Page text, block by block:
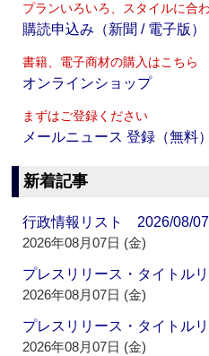
プランいろいろ、スタイルに合
購読申込み（新聞 / 電子版）
書籍、電子商材の購入はこちら
オンラインショップ
まずはご登録ください
メールニュース 登録（無料）
新着記事
行政情報リスト 2026/08/07
2026年08月07日 (金)
プレスリリース・タイトル
2026年08月07日 (金)
プレスリリース・タイトル
2026年08月07日 (金)